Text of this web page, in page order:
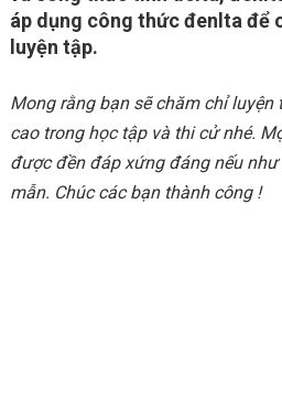
áp dụng công thức đenlta để
luyện tập.
Mong rằng bạn sẽ chăm chỉ
cao trong học tập và thi cử nhé.
được đền đáp xứng đáng nếu
mẫn. Chúc các bạn thành công !